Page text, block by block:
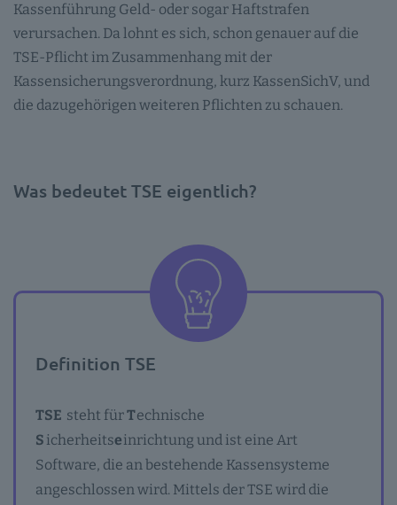
Kassenführung Geld- oder sogar Haftstrafen
verursachen. Da lohnt es sich, schon genauer auf die
TSE-Pflicht im Zusammenhang mit der
Kassensicherungsverordnung, kurz KassenSichV, und
die dazugehörigen weiteren Pflichten zu schauen.
Was bedeutet TSE eigentlich?
Definition TSE
TSE steht fürTechnische
S icherheitseinrichtung und ist eine Art
Software, die an bestehende Kassensysteme
angeschlossen wird. Mittels der TSE wird die